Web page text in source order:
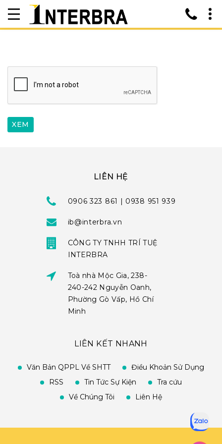
LIÊN HỆ
0906 323 861 | 0938 951 939
ib@interbra.vn
CÔNG TY TNHH TRÍ TUỆ
INTERBRA
Toà nhà Mộc Gia, 238-
240-242 Nguyễn Oanh,
Phường Gò Vấp, Hồ Chí
Minh
LIÊN KẾT NHANH
Văn Bản QPPL Về SHTT
Điều Khoản Sử Dụng
RSS
Tin Tức Sự Kiện
Tra cứu
Về Chúng Tôi
Liên Hệ